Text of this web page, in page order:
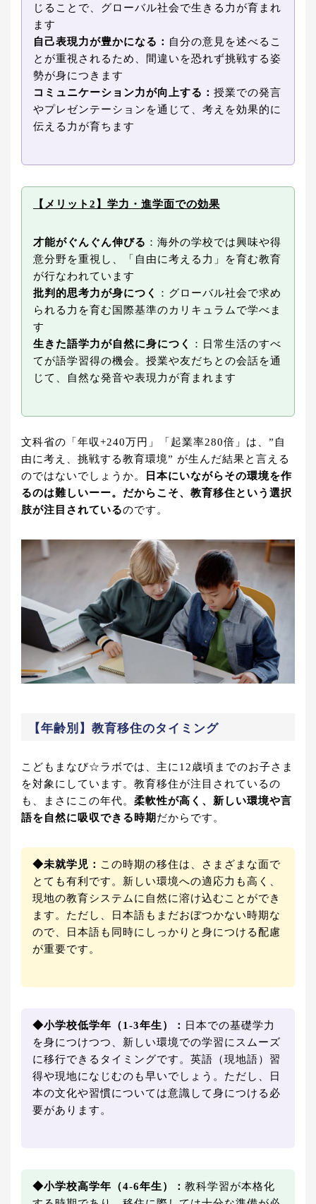
じることで、グローバル社会で生きる力が育まれ
ます
自己表現力が豊かになる： 自分の意見を述べるこ
とが重視されるため、間違いを恐れず挑戦する姿
勢が身につきます
コミュニケーション力が向上する： 授業での発言
やプレゼンテーションを通じて、考えを効果的に
伝える力が育ちます
【メリット2】学力・進学面での効果
才能がぐんぐん伸びる ：海外の学校では興味や得
意分野を重視し、「自由に考える力」を育む教育
が行なわれています
批判的思考力が身につく
：グローバル社会で求め
られる力を育む国際基準のカリキュラムで学べま
す
生きた語学力が自然に身につく
：日常生活のすべ
てが語学習得の機会。授業や友だちとの会話を通
じて、自然な発音や表現力が育まれます
文科省の「年収+240万円」「起業率280倍」は、”自
由に考え、挑戦する教育環境” が生んだ結果と言える
のではないでしょうか。
日本にいながらその環境を作
るのは難しいーー。だからこそ、教育移住という選択
肢が注目されているのです。
【年齢別】教育移住のタイミング
こどもまなび☆ラボでは、主に12歳頃までのお子さま
を対象にしています。教育移住が注目されているの
も、まさにこの年代。 柔軟性が高く、新しい環境や言
語を自然に吸収できる時期 だからです。
◆未就学児： この時期の移住は、さまざまな面で
とても有利です。新しい環境への適応力も高く、
現地の教育システムに自然に溶け込むことができ
ます。ただし、日本語もまだおぼつかない時期な
ので、日本語も同時にしっかりと身につける配慮
が重要です。
◆小学校低学年（1-3年生）：
日本での基礎学力
を身につけつつ、新しい環境での学習にスムーズ
に移行できるタイミングです。英語（現地語）習
得や現地になじむのも早いでしょう。ただし、日
本の文化や習慣については意識して身につける必
要があります。
◆小学校高学年（4-6年生）： 教科学習が本格化